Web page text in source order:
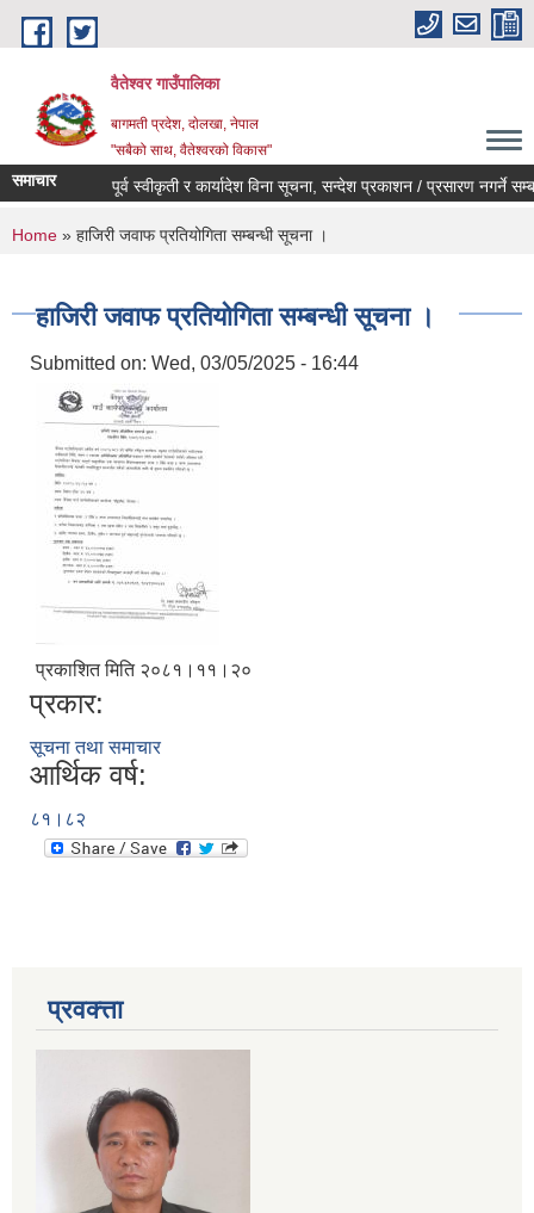
Skip to main content
वैतेश्वर गाउँपालिका
बागमती प्रदेश, दाेलखा, नेपाल
"सबैको साथ, वैतेश्वरको विकास"
समाचार पूर्व स्वीकृती र कार्यादेश विना सूचना, सन्देश प्रकाशन / प्रसारण नगर्ने
You are here
Home » हाजिरी जवाफ प्रतियोगिता सम्बन्धी सूचना ।
हाजिरी जवाफ प्रतियोगिता सम्बन्धी सूचना ।
Submitted on: Wed, 03/05/2025 - 16:44
प्रकाशित मिति २०८१।११।२०
प्रकार:
सूचना तथा समाचार
आर्थिक वर्ष:
८१।८२
प्रवक्त्ता